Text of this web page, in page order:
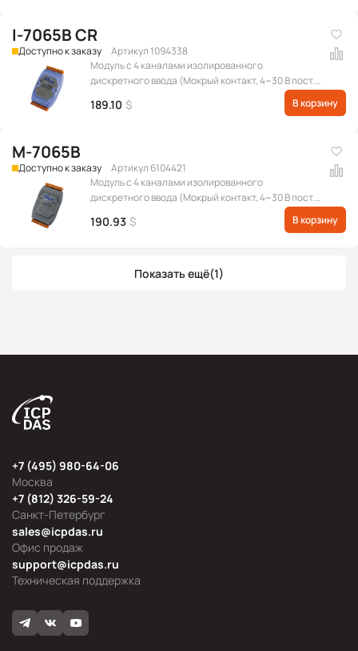
I-7065B CR
Доступно к заказу
Артикул 1094338
Модуль с 4 каналами изолированного
дискретного ввода (Мокрый контакт, 4~30 В пост.)
и 5 каналами твердотельного релейного вывода
постоянного тока, протокол DCON
189.10 $ В корзину
M-7065B
Доступно к заказу
Артикул 6104421
Модуль с 4 каналами изолированного
дискретного ввода (Мокрый контакт, 4~30 В пост.)
и 5 каналами твердотельного релейного вывода
постоянного тока, протокол Modbus RTU
190.93 $ В корзину
Показать ещё(1)
Москва
+7 (495) 980-64-06
Офис продаж
sales@icpdas.ru
Санкт-Петербург
+7 (812) 326-59-24
Техническая поддержка
support@icpdas.ru